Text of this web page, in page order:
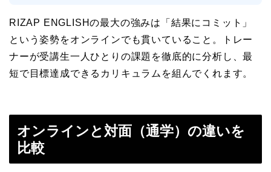
RIZAP ENGLISHの最大の強みは「結果にコミット」
という姿勢をオンラインでも貫いていること。トレー
ナーが受講生一人ひとりの課題を徹底的に分析し、最
短で目標達成できるカリキュラムを組んでくれます。
オンラインと対面（通学）の違いを
比較